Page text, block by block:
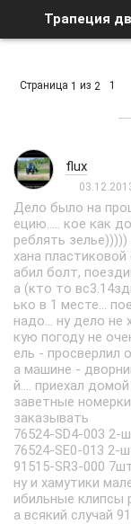
Страница 1 из 2 1
flux
Дело было на
ецию..... кое как
реблять
хана
абил болт,
а (кто то
ько в 1 месте...
надо... ну дело не
кую погоду не
ель - просверлил
а машине -
й.... приехал
заветные
заказывать
76524-SD4-003 2-
76524-SE0-013 2-
91515-SR3-000
ну и хамутики
ибильные клипсы
а всякий случай